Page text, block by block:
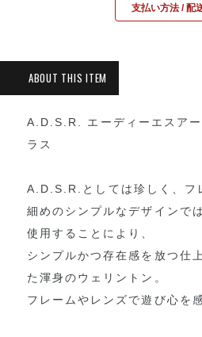
支払い方法 / 配
A.D.S.R. エーディーエスア
ラス
A.D.S.R.としては珍しく、フ
細めのシンプルなデザインで
使用することにより、
シンプルかつ存在感を放つ仕
た渾身のウェリントン。
フレームやレンズで遊び心を